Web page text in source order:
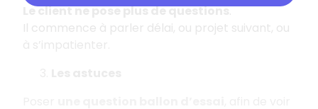
Le client ne pose plus de questions.
Il commence à parler délai, ou projet suivant, ou